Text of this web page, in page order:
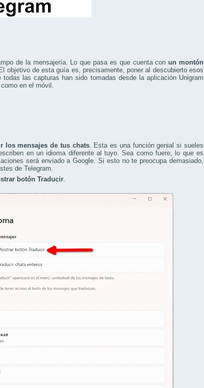
de la mensajería. Lo que pasa es que cuenta conun montón
objetivo de esta guía es, precisamente, poner al descubierto esos
las capturas han sido tomadas desde la aplicación Unigram
en el móvil.
los mensajes de tus chats. Esta es una función genial si sueles
en un idioma diferente al tuyo. Sea como fuere, lo que es
será enviado a Google. Si esto no te preocupa demasiado,
de Telegram.
botón Traducir.